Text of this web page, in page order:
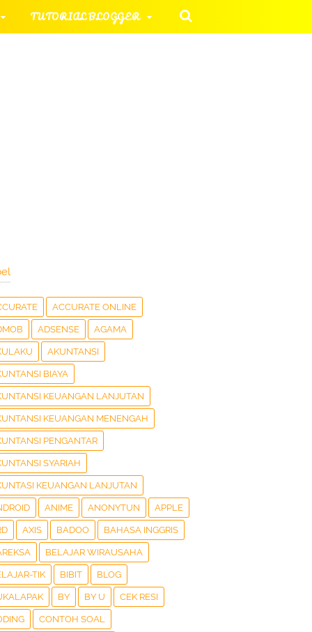
TUTORIAL BLOGGER
ACCURATE ONLINE
ADSENSE AGAMA
AKUNTANSI
BIAYA
KEUANGAN LANJUTAN
KEUANGAN MENENGAH
PENGANTAR
SYARIAH
KEUANGAN LANJUTAN
ANIME ANONYTUN APPLE
AXIS BADOO BAHASA INGGRIS
BELAJAR WIRAUSAHA
TIK BIBIT BLOG
BY BY U CEK RESI
CONTOH SOAL